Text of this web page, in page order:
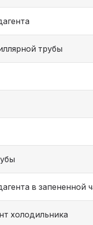
трубы
в запененной
холодильника